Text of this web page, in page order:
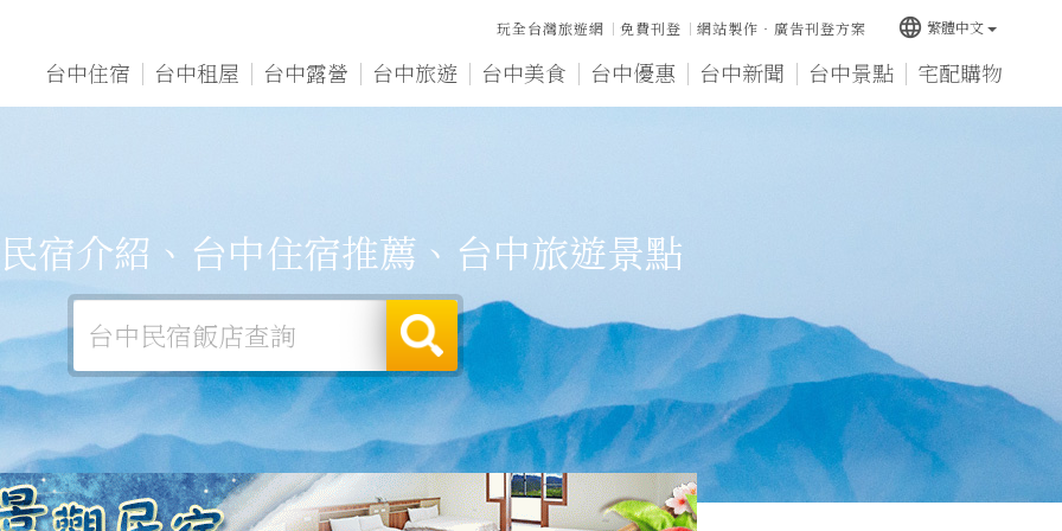
台中住宿 台中租屋 台中露營 台中旅遊 台中美食 台中優惠 台中新聞 台中景點 宅配購物
玩全台灣旅遊網 免費刊登 網站製作‧廣告刊登方案 language 繁體中文
宿介紹、台中住宿推薦、台中旅遊景點